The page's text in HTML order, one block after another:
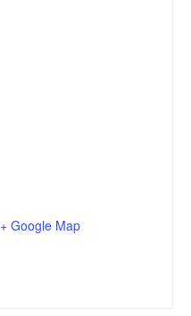
+ Google Map